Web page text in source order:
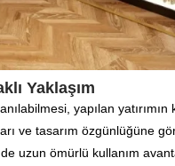
Yaklaşım
yapılan yatırımın
ve tasarım özgünlüğüne
uzun ömürlü kullanım